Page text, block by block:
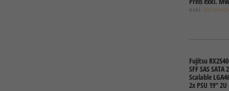
exkl.
Fujitsu
SFF SAS
Scalable
2x PSU 19"